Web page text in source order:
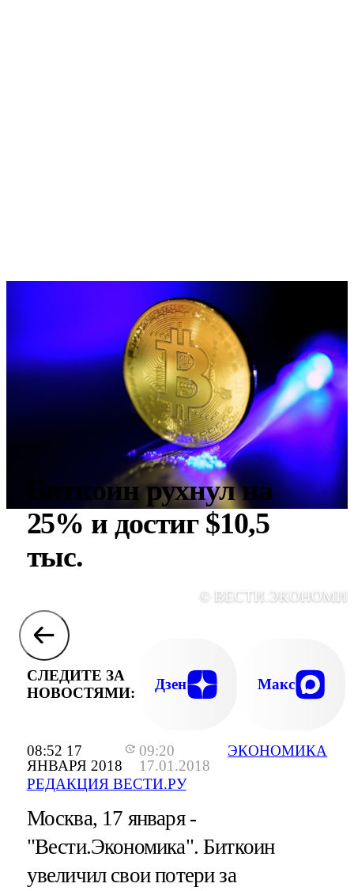
08:52 17
ЯНВАРЯ 2018
09:20
17.01.2018
РЕДАКЦИЯ ВЕСТИ.РУ
ЭКОНОМИКА
Биткоин рухнул на
25% и достиг $10,5
тыс.
©
СЛЕДИТЕ ЗА
НОВОСТЯМИ:
Дзен Макс
Москва, 17 января -
"Вести.Экономика".Биткоин
увеличил свои потери за